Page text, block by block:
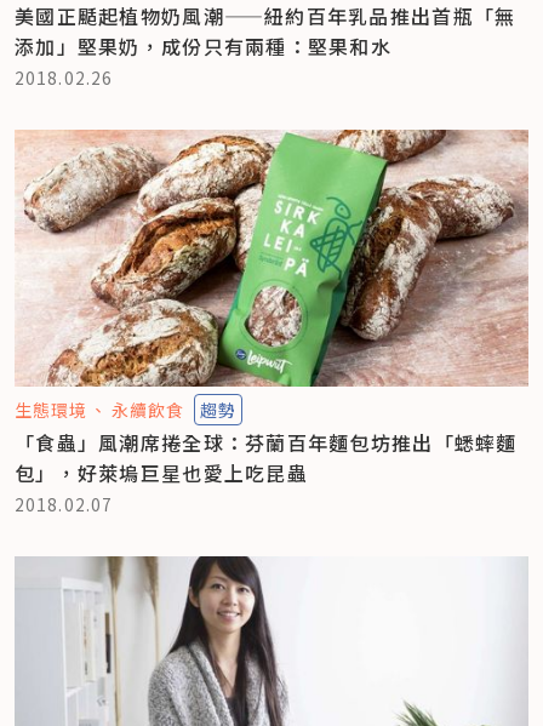
美國正颳起植物奶風潮——紐約百年乳品推出首瓶「無
添加」堅果奶，成份只有兩種：堅果和水
2018.02.26
生態環境 永續飲食 趨勢
「食蟲」風潮席捲全球：芬蘭百年麵包坊推出「蟋蟀麵
包」，好萊塢巨星也愛上吃昆蟲
2018.02.07